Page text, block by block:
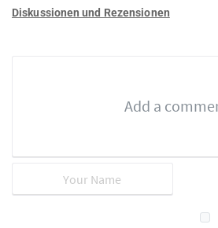
Diskussionen und Rezensionen